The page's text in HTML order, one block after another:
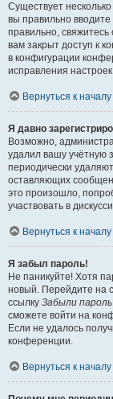
Существует
вы правильно
правильно,
вам закрыт доступ к
в конфигурации
исправления
Вернуться к началу
Я давно
Возможно,
удалил вашу учётную
периодически
оставляющих
это произошло,
участвовать в
Вернуться к началу
Я забыл пароль!
Не паникуйте! Хотя
новый. Перейдите на
ссылку Забыли
сможете войти на
Если не удалось
конференции.
Вернуться к началу